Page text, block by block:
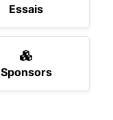
Essais
Sponsors